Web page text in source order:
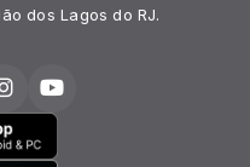
dos Lagos do RJ.